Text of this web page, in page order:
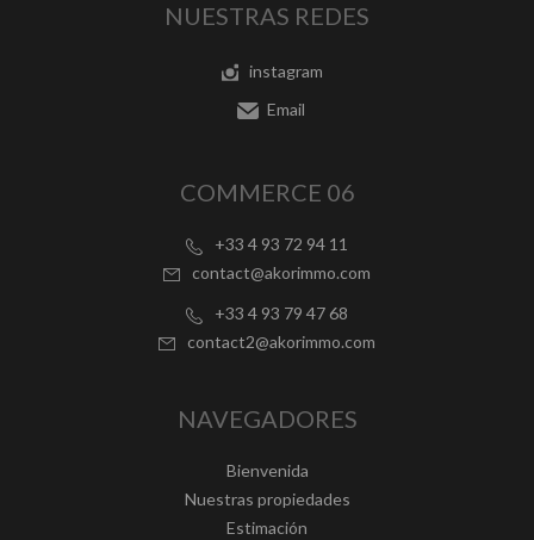
NUESTRAS REDES
instagram
Email
COMMERCE 06
+33 4 93 72 94 11
contact@akorimmo.com
+33 4 93 79 47 68
contact2@akorimmo.com
NAVEGADORES
Bienvenida
Nuestras propiedades
Estimación